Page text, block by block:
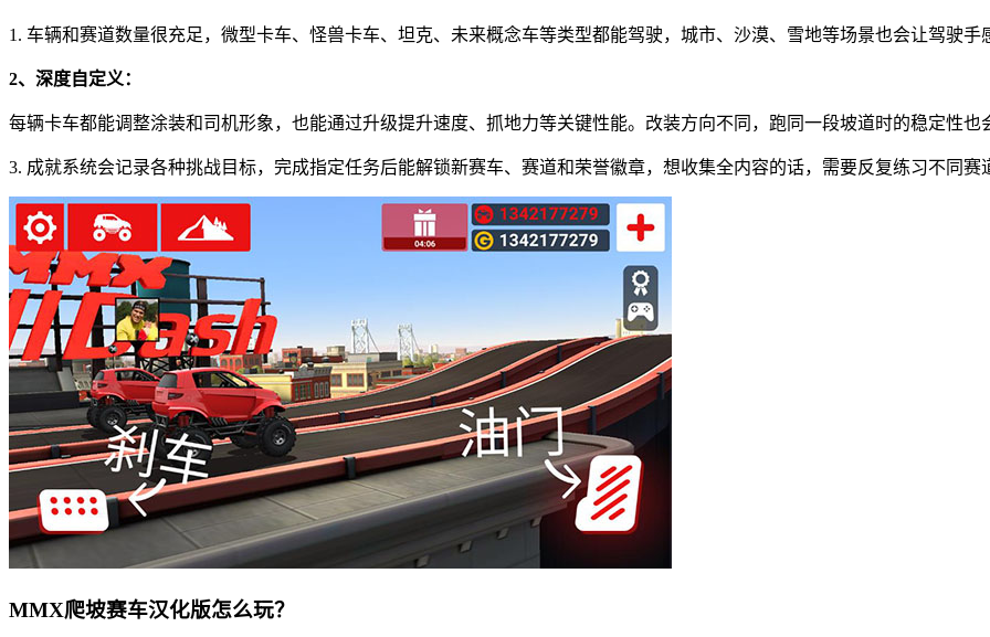
1. 车辆和赛道数量很充足，微型卡车、怪兽卡车、坦克、未来概念车等类型都能驾驶，城市、沙漠、雪地等场景也会让驾驶手
2、深度自定义：
每辆卡车都能调整涂装和司机形象，也能通过升级提升速度、抓地力等关键性能。改装方向不同，跑同一段坡道时的稳定性也
3. 成就系统会记录各种挑战目标，完成指定任务后能解锁新赛车、赛道和荣誉徽章，想收集全内容的话，需要反复练习不同赛
MMX爬坡赛车汉化版怎么玩？